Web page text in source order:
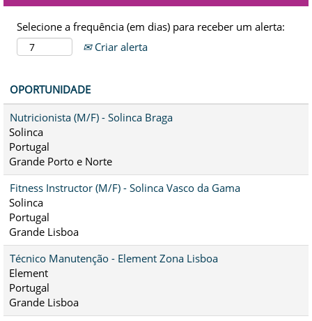
Selecione a frequência (em dias) para receber um alerta:
Criar alerta
OPORTUNIDADE
Nutricionista (M/F) - Solinca Braga
Solinca
Portugal
Grande Porto e Norte
Fitness Instructor (M/F) - Solinca Vasco da Gama
Solinca
Portugal
Grande Lisboa
Técnico Manutenção - Element Zona Lisboa
Element
Portugal
Grande Lisboa